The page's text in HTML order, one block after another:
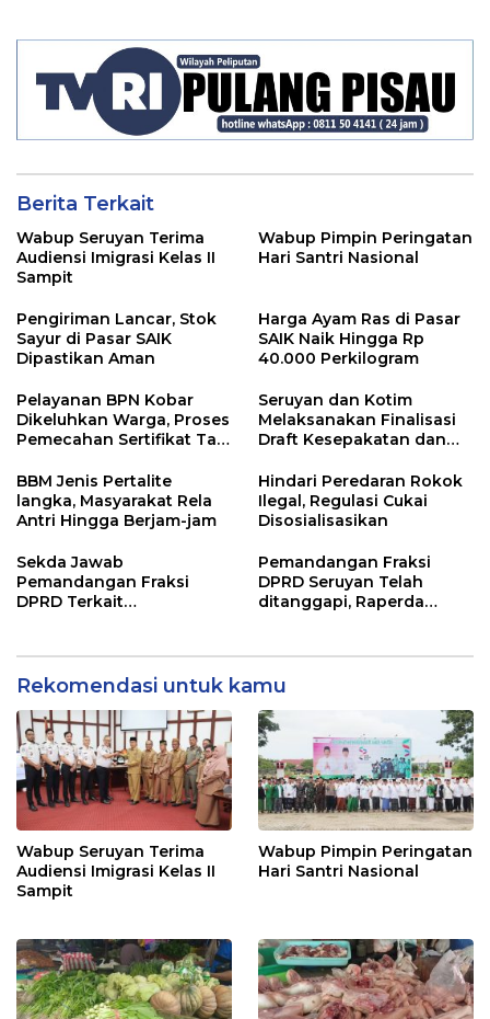
Berita Terkait
Wabup Seruyan Terima
Audiensi Imigrasi Kelas II
Sampit
Wabup Pimpin Peringatan
Hari Santri Nasional
Pengiriman Lancar, Stok
Sayur di Pasar SAIK
Dipastikan Aman
Harga Ayam Ras di Pasar
SAIK Naik Hingga Rp
40.000 Perkilogram
Pelayanan BPN Kobar
Dikeluhkan Warga, Proses
Pemecahan Sertifikat Tak
Seruyan dan Kotim
Melaksanakan Finalisasi
Draft Kesepakatan dan
BBM Jenis Pertalite
langka, Masyarakat Rela
Antri Hingga Berjam-jam
Hindari Peredaran Rokok
Ilegal, Regulasi Cukai
Disosialisasikan
Sekda Jawab
Pemandangan Fraksi
DPRD Terkait
2024
Pemandangan Fraksi
DPRD Seruyan Telah
ditanggapi, Raperda
Rekomendasi untuk kamu
Wabup Seruyan Terima
Audiensi Imigrasi Kelas II
Sampit
Wabup Pimpin Peringatan
Hari Santri Nasional